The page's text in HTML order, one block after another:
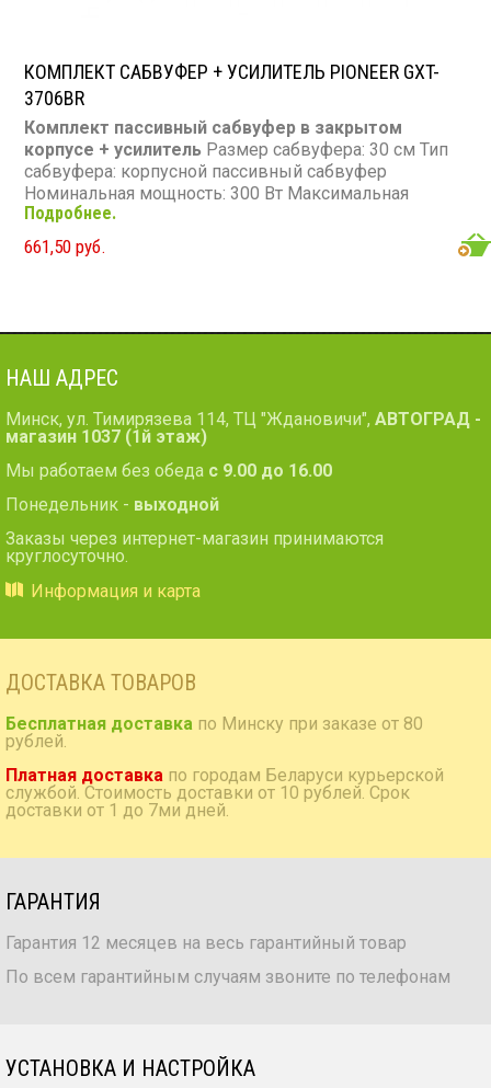
КОМПЛЕКТ САБВУФЕР + УСИЛИТЕЛЬ PIONEER GXT-
3706BR
Комплект пассивный сабвуфер в закрытом
корпусе + усилитель Размер сабвуфера: 30 см Тип
сабвуфера: корпусной пассивный сабвуфер
Номинальная мощность: 300 Вт Максимальная
мощность: 1 300 Вт Диапазон частот: 20 - 125 Гц
Сопротивление: 4 Ом
Подробнее.
661,50 руб.
НАШ АДРЕС
Минск, ул. Тимирязева 114, ТЦ "Ждановичи", АВТОГРАД -
магазин 1037 (1й этаж)
Мы работаем без обеда с 9.00 до 16.00
Понедельник - выходной
Заказы через интернет-магазин принимаются
круглосуточно.
Информация и карта
ДОСТАВКА ТОВАРОВ
Бесплатная доставка по Минску при заказе от 80
рублей.
Платная доставка по городам Беларуси курьерской
службой. Стоимость доставки от 10 рублей. Срок
доставки от 1 до 7ми дней.
ГАРАНТИЯ
Гарантия 12 месяцев на весь гарантийный товар
По всем гарантийным случаям звоните по телефонам
УСТАНОВКА И НАСТРОЙКА